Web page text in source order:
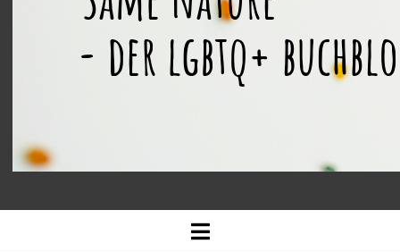
open
menu